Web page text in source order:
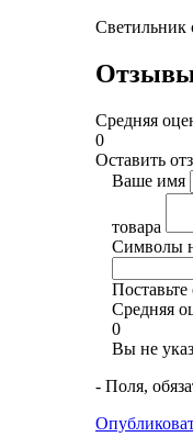
Отзывы
Средняя
0
Оставить
Ваше имя
товара
Символы
Средняя
0
Вы не
- Поля,